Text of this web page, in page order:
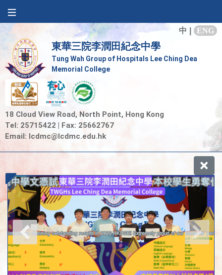
中 ENG
東華三院李潤田紀念中學
Tung Wah Group of Hospitals Lee Ching Dea
Memorial College
18 Cloud View Road, North Point, Hong Kong
Tel: 25715422 | Fax: 25662767
Email: lcdmc@lcdmc.edu.hk